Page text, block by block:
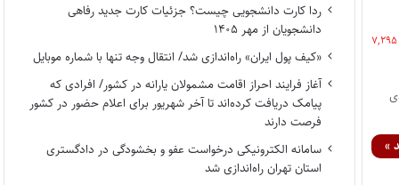
۷,۲۹۵
»
ردا کارت دانشجویی چیست؟ جزئیات کارت جدید رفاهی
دانشجویان از مهر ۱۴۰۵
«کیف پول ایران» راه‌اندازی شد/ انتقال وجه تنها با شماره موبایل
آغاز فرایند احراز اقامت مشمولان یارانه در کشور/ افرادی که
پیامک دریافت کرده‌اند تا آخر شهریور برای اعلام حضور در کشور
فرصت دارند
سامانه الکترونیکی درخواست عفو و بخشودگی در دادگستری
استان تهران راه‌اندازی شد